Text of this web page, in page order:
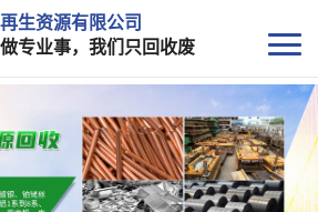
生资源有限公司
专业事，我们只回收废